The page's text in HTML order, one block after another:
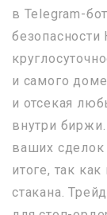
в Telegram-
и самого
и отсекая
внутри
ваших
итоге, так
стакана.